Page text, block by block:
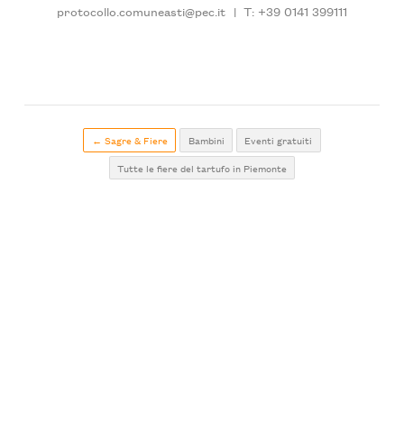
protocollo.comuneasti@pec.it | T: +39 0141 399111
← Sagre & Fiere Bambini
Eventi gratuiti
Tutte le fiere del tartufo in Piemonte